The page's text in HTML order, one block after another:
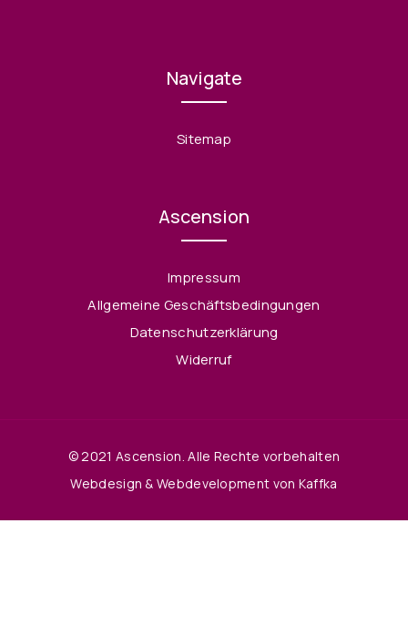
Navigate
Sitemap
Ascension
Impressum
Allgemeine Geschäftsbedingungen
Datenschutzerklärung
Widerruf
© 2021 Ascension. Alle Rechte vorbehalten
Webdesign & Webdevelopment von Kaffka